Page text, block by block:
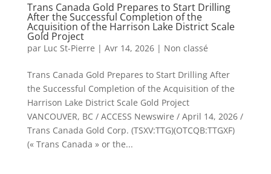
Trans Canada Gold Prepares to Start Drilling
After the Successful Completion of the
Acquisition of the Harrison Lake District Scale
Gold Project
par Luc St-Pierre | Avr 14, 2026| Non classé
Trans Canada Gold Prepares to Start Drilling After
the Successful Completion of the Acquisition of the
Harrison Lake District Scale Gold Project
VANCOUVER, BC / ACCESS Newswire / April 14, 2026 /
Trans Canada Gold Corp. (TSXV:TTG)(OTCQB:TTGXF)
(« Trans Canada » or the...